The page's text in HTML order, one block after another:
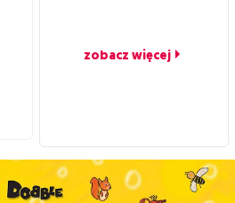
zobacz więcej